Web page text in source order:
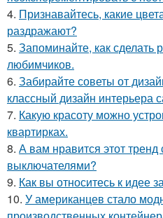
4. Признавайтесь, какие
раздражают?
5. Запоминайте, как сделать
любимчиков.
6. Забирайте советы от
классный дизайн интерьера
7. Какую красоту можно
квартирках.
8. А вам нравится этот
выключателями?
9. Как вы относитесь к идее
10. У американцев стало